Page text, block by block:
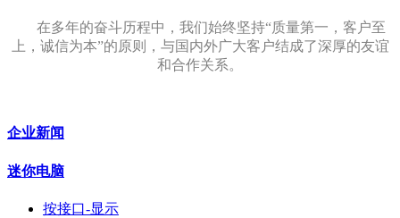
在多年的奋斗历程中，我们始终坚持“质量第一，客户至
上，诚信为本”的原则，与国内外广大客户结成了深厚的友谊
和合作关系。
企业新闻
迷你电脑
按接口-显示